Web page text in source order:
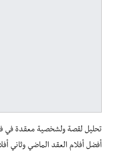
أفضل أفلام العقد الماضي وثاني